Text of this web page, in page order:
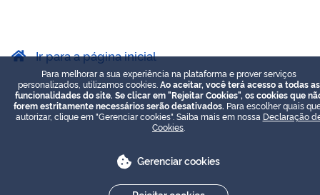
Ir para a página inicial
Para melhorar a sua experiência na plataforma e prover serviços
personalizados, utilizamos cookies. Ao aceitar, você terá acesso a todas as
funcionalidades do site. Se clicar em "Rejeitar Cookies", os cookies que
forem estritamente necessários serão desativados. Para escolher quais
autorizar, clique em "Gerenciar cookies". Saiba mais em nossa Declaração
Cookies
Gerenciar cookies